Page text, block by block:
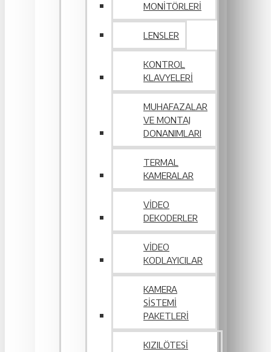
MONITÖRLERI
LENSLER
KONTROL
KLAVYELERI
MUHAFAZALAR
VE MONTAJ
DONANIMLARI
TERMAL
KAMERALAR
VIDEO
DEKODERLER
VIDEO
KODLAYICILAR
KAMERA
SISTEMI
PAKETLERI
KIZILÖTESI